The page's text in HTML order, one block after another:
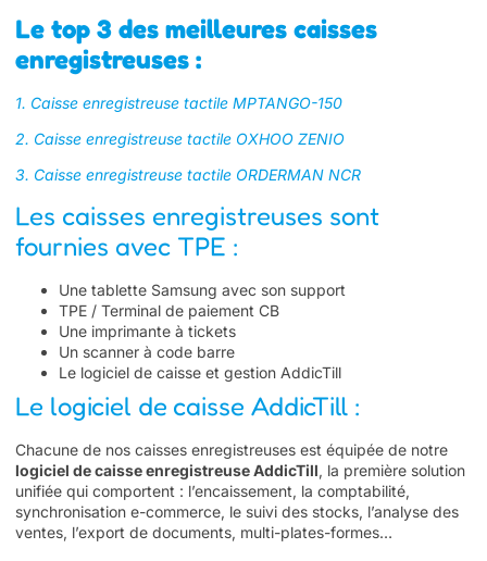
Le top 3 des meilleures caisses
enregistreuses :
1. Caisse enregistreuse tactile MPTANGO-150
2. Caisse enregistreuse tactile OXHOO ZENIO
3. Caisse enregistreuse tactile ORDERMAN NCR
Les caisses enregistreuses sont
fournies avec TPE :
Une tablette Samsung avec son support
TPE / Terminal de paiement CB
Une imprimante à tickets
Un scanner à code barre
Le logiciel de caisse et gestion AddicTill
Le logiciel de caisse AddicTill :
Chacune de nos caisses enregistreuses est équipée de notre
logiciel de caisse enregistreuse AddicTill, la première solution
unifiée qui comportent : l’encaissement, la comptabilité,
synchronisation e-commerce, le suivi des stocks, l’analyse des
ventes, l’export de documents, multi-plates-formes…